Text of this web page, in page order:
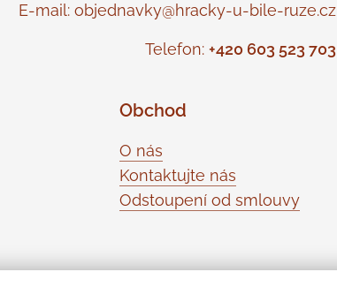
E-mail: objednavky@hracky-u-bile-ruze.cz
Telefon: +420 603 523 703
Obchod
O nás
Kontaktujte nás
Odstoupení od smlouvy